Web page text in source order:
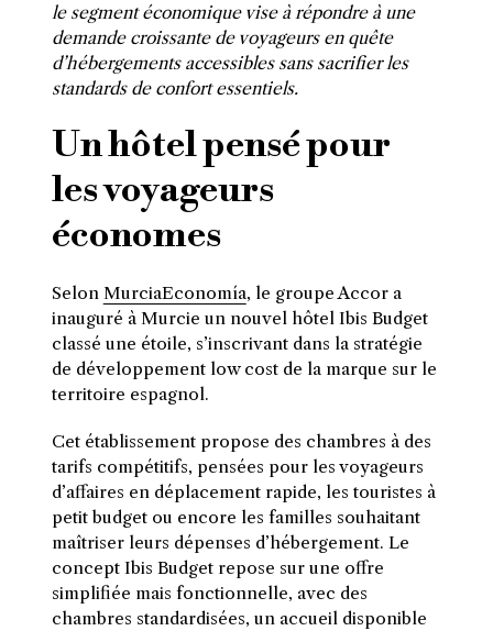
le segment économique vise à répondre à une
demande croissante de voyageurs en quête
d’hébergements accessibles sans sacrifier les
standards de confort essentiels.
Un hôtel pensé pour
les voyageurs
économes
Selon MurciaEconomía, le groupe Accor a
inauguré à Murcie un nouvel hôtel Ibis Budget
classé une étoile, s’inscrivant dans la stratégie
de développement low cost de la marque sur le
territoire espagnol.
Cet établissement propose des chambres à des
tarifs compétitifs, pensées pour les voyageurs
d’affaires en déplacement rapide, les touristes à
petit budget ou encore les familles souhaitant
maîtriser leurs dépenses d’hébergement. Le
concept Ibis Budget repose sur une offre
simplifiée mais fonctionnelle, avec des
chambres standardisées, un accueil disponible